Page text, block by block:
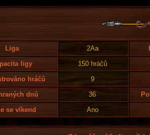
Liga 2Aa
ligy
150 hráčů
hráčů
9
dnů
36
se víkend
Ano